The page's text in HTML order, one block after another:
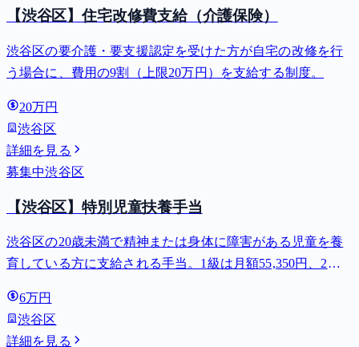
【渋谷区】住宅改修費支給（介護保険）
渋谷区の要介護・要支援認定を受けた方が自宅の改修を行
う場合に、費用の9割（上限20万円）を支給する制度。
20万円
渋谷区
詳細を見る
募集中渋谷区
【渋谷区】特別児童扶養手当
渋谷区の20歳未満で精神または身体に障害がある児童を養
育している方に支給される手当。1級は月額55,350円、2級
6万円
渋谷区
詳細を見る